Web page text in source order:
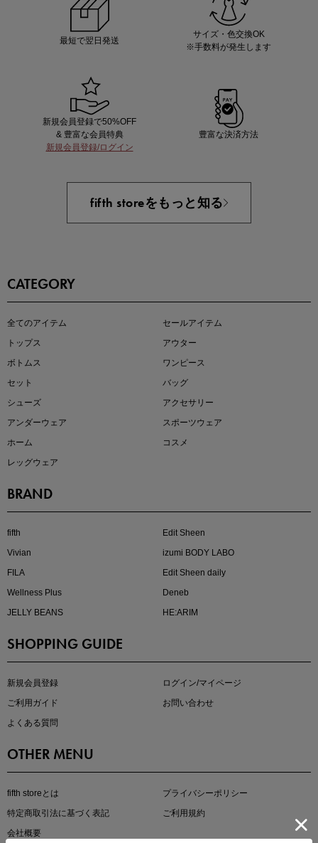
買えば買うほどお得! 最大半額クーポン
近日販売のアイテムを先見せ
真夏のオフィスカジュアル
最短で翌日発送
サイズ・色交換OK
※手数料が発生します
新規会員登録で50%OFF
& 豊富な会員特典
新規会員登録/ログイン
豊富な決済方法
fifth storeをもっと知る
CATEGORY
全てのアイテム
セールアイテム
トップス
アウター
ボトムス
ワンピース
セット
バッグ
シューズ
アクセサリー
アンダーウェア
スポーツウェア
ホーム
コスメ
レッグウェア
BRAND
fifth
Edit Sheen
Vivian
izumi BODY LABO
FILA
Edit Sheen daily
Wellness Plus
Deneb
JELLY BEANS
HE:ARIM
SHOPPING GUIDE
新規会員登録
ログイン/マイページ
ご利用ガイド
お問い合わせ
よくある質問
OTHER MENU
fifth storeとは
プライバシーポリシー
特定商取引法に基づく表記
ご利用規約
会社概要